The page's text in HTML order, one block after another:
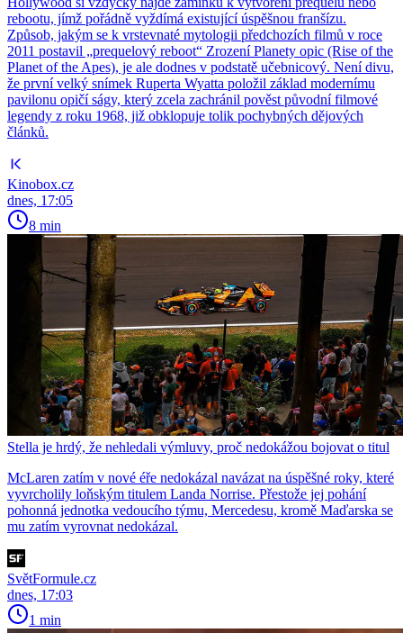
rebootu, jímž pořádně vyždímá existující úspěšnou franšízu.
Způsob, jakým se k vrstevnaté mytologii předchozích filmů v roce
2011 postavil „prequelový reboot“ Zrození Planety opic (Rise of the
Planet of the Apes), je ale dodnes v podstatě učebnicový. Není divu,
že první velký snímek Ruperta Wyatta položil základ modernímu
pavilonu opičí ságy, který zcela zachránil pověst původní filmové
legendy z roku 1968, již obklopuje tolik pochybných dějových
článků.
Kinobox.cz
dnes, 17:05
8 min
Stella je hrdý, že nehledali výmluvy, proč nedokážou bojovat o titul
McLaren zatím v nové éře nedokázal navázat na úspěšné roky, které
vyvrcholily loňským titulem Landa Norrise. Přestože jej pohání
pohonná jednotka vedoucího týmu, Mercedesu, kromě Maďarska se
mu zatím vyrovnat nedokázal.
SvětFormule.cz
dnes, 17:03
1 min